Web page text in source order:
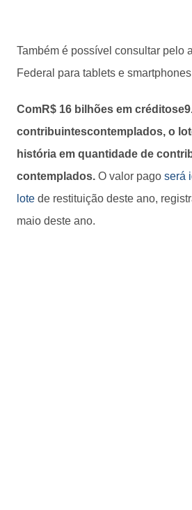
Também é possível consultar pelo
Federal para tablets e
ComR$ 16 bilhões em
contribuintescontemplados, o
história em quantidade de
contemplados. O valor pago será
lote de restituição deste ano,
maio deste ano.